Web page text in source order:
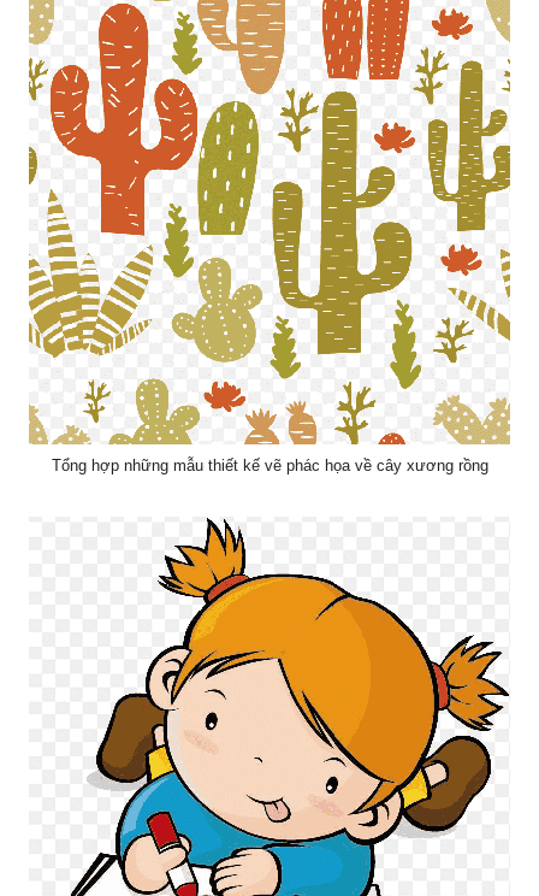
Tổng hợp những mẫu thiết kế vẽ phác họa về cây xương rồng